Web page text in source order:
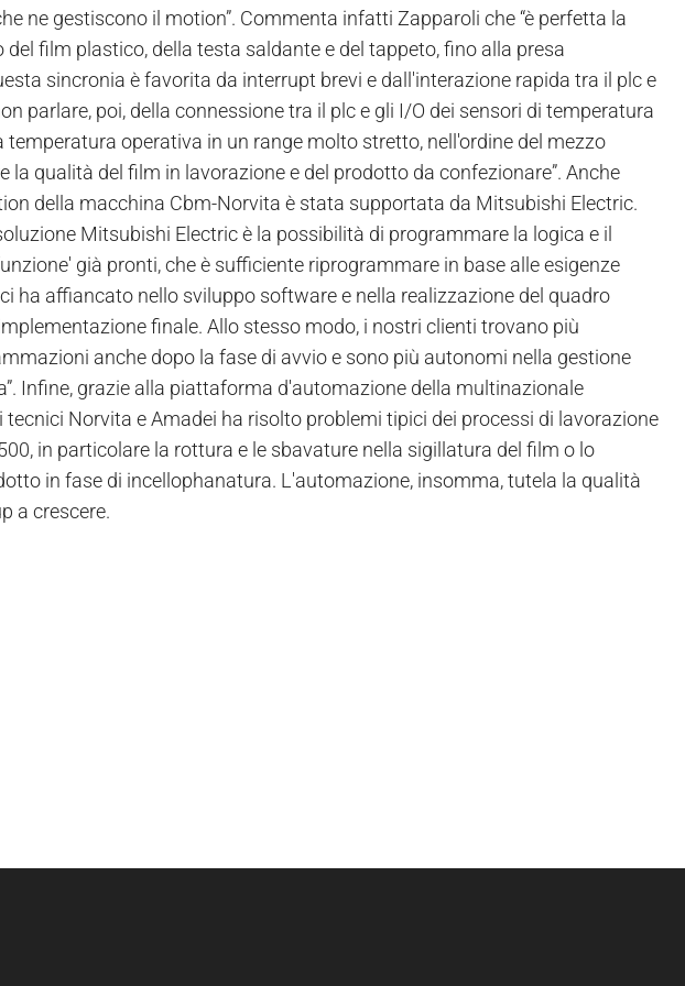
ne gestiscono il motion”. Commenta infatti Zapparoli che “è perfetta la
film plastico, della testa saldante e del tappeto, fino alla presa
sincronia è favorita da interrupt brevi e dall'interazione rapida tra il plc e
parlare, poi, della connessione tra il plc e gli I/O dei sensori di temperatura
operativa in un range molto stretto, nell'ordine del mezzo
la qualità del film in lavorazione e del prodotto da confezionare”. Anche
della macchina Cbm-Norvita è stata supportata da Mitsubishi Electric.
Mitsubishi Electric è la possibilità di programmare la logica e il
già pronti, che è sufficiente riprogrammare in base alle esigenze
ha affiancato nello sviluppo software e nella realizzazione del quadro
finale. Allo stesso modo, i nostri clienti trovano più
anche dopo la fase di avvio e sono più autonomi nella gestione
Infine, grazie alla piattaforma d'automazione della multinazionale
Norvita e Amadei ha risolto problemi tipici dei processi di lavorazione
in particolare la rottura e le sbavature nella sigillatura del film o lo
in fase di incellophanatura. L'automazione, insomma, tutela la qualità
a crescere.